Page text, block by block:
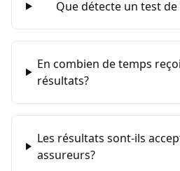
Que détecte un test
En combien de temps
résultats?
Les résultats sont-ils
assureurs?